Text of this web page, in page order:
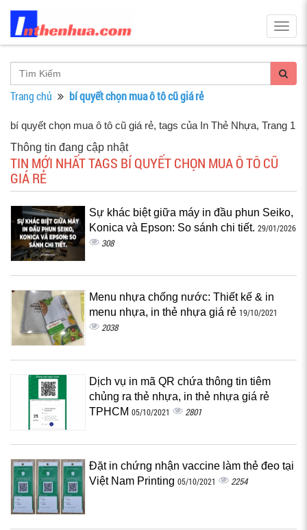
Trang chủ bí quyết chọn mua ô tô cũ giá rẻ
bí quyết chọn mua ô tô cũ giá rẻ, tags của In Thẻ Nhựa, Trang 1
Thông tin đang cập nhật
TIN MỚI NHẤT TAGS BÍ QUYẾT CHỌN MUA Ô TÔ CŨ
GIÁ RẺ
Sự khác biệt giữa máy in đầu phun Seiko,
Konica và Epson: So sánh chi tiết. 29/01/2026
308
Menu nhựa chống nước: Thiết kế & in
menu nhựa, in thẻ nhựa giá rẻ 19/10/2021
2038
Dịch vụ in mã QR chứa thông tin tiêm
chủng ra thẻ nhựa, in thẻ nhựa giá rẻ
TPHCM 05/10/2021 2801
Đặt in chứng nhận vaccine làm thẻ đeo tại
Việt Nam Printing 05/10/2021 2254